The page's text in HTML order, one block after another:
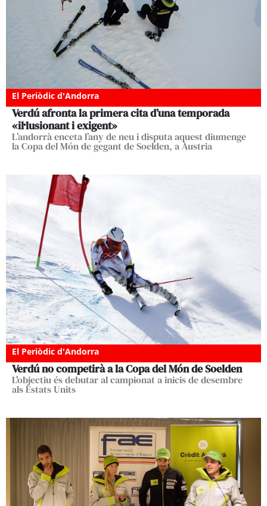
El Periòdic d'Andorra
Verdú afronta la primera cita d’una temporada
«il·lusionant i exigent»
L’andorrà enceta l’any de neu i disputa aquest diumenge
la Copa del Món de gegant de Soelden, a Àustria
El Periòdic d'Andorra
Verdú no competirà a la Copa del Món de Soelden
L'objectiu és debutar al campionat a inicis de desembre
als Estats Units